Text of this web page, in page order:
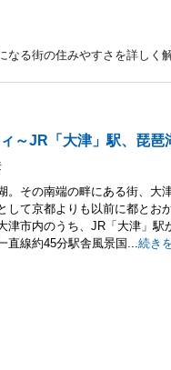
る街の住みやすさを詳しく
～JR「大津」駅、琵琶
。その南端の畔にある街、大
して京都よりも以前に都とお
津市内のうち、JR「大津」
直線約45分駅舎風景国...続き